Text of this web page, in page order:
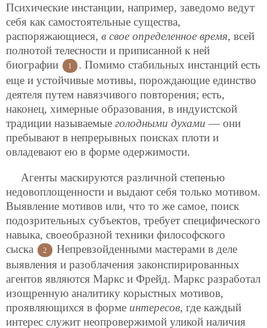
Психические инстанции, например, заведомо ведут
себя как самостоятельные существа,
распоряжающиеся, в свое определенное время, всей
полнотой телесности и приписанной к ней
биографии
1
. Помимо стабильных инстанций есть
еще и устойчивые мотивы, порождающие единство
деятеля путем навязчивого повторения; есть,
наконец, химерные образования, в индуистской
традиции называемые голодными духами — они
пребывают в непрерывных поисках плоти и
овладевают ею в форме одержимости.
Агенты маскируются различной степенью
недовоплощенности и выдают себя только мотивом.
Выявление мотивов или, что то же самое, поиск
подозрительных субъектов, требует специфического
навыка, своеобразной техники философского
сыска
2
Непревзойденными мастерами в деле
выявления и разоблачения законспирированных
агентов являются Маркс и Фрейд. Маркс разработал
изощренную аналитику корыстных мотивов,
проявляющихся в форме интересов, где каждый
интерес служит неопровержимой уликой наличия